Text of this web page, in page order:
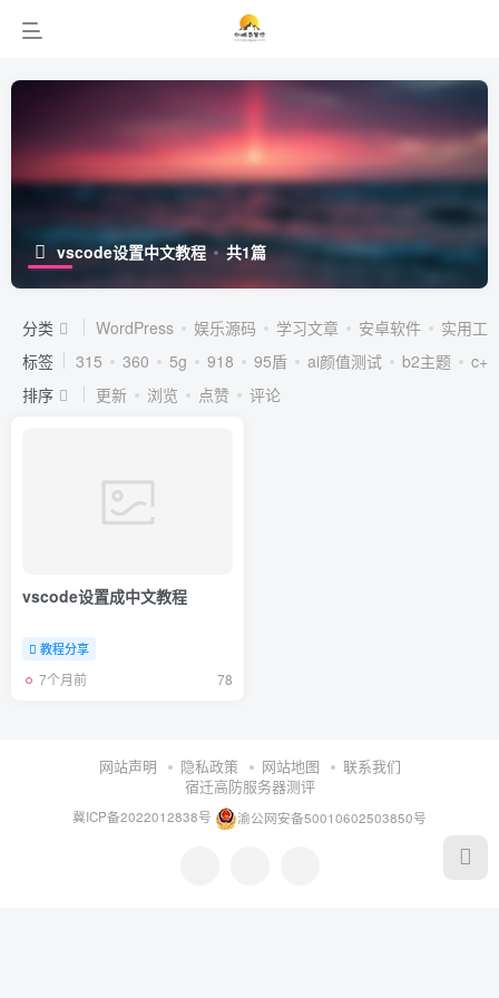
vscode设置中文教程 共1篇
分类 WordPress 娱乐源码 学习文章 安卓软件
实用工
标签
315 360 5g 918 95盾 ai颜值测试 b2主题
c++
排序
更新 浏览 点赞 评论
vscode设置成中文教程
教程分享
7个月前 78
网站声明 隐私政策 网站地图
联系我们
宿迁高防服务器测评
冀ICP备2022012838号 渝公网安备50010602503850号